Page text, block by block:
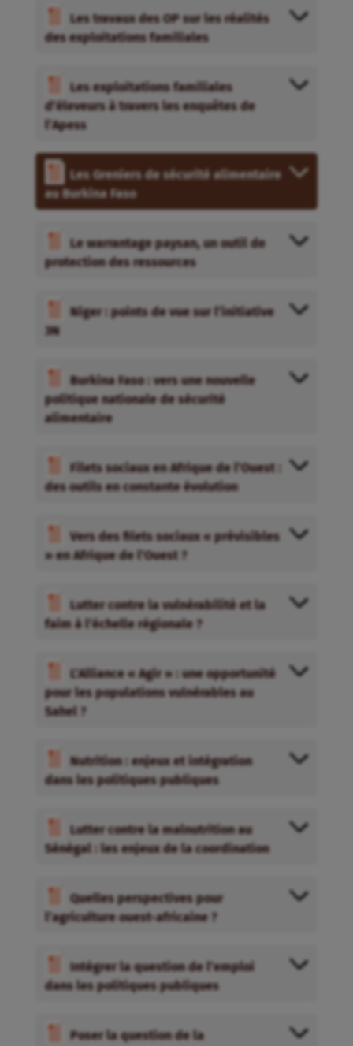
Les travaux des OP sur les réalités
des exploitations familiales
Les exploitations familiales
d’éleveurs à travers les enquêtes de
l’Apess
Les Greniers de sécurité alimentaire
au Burkina Faso
Le warrantage paysan, un outil de
protection des ressources
Niger : points de vue sur l’initiative
3N
Burkina Faso : vers une nouvelle
politique nationale de sécurité
alimentaire
Filets sociaux en Afrique de l’Ouest :
des outils en constante évolution
Vers des filets sociaux « prévisibles
» en Afrique de l’Ouest ?
Lutter contre la vulnérabilité et la
faim à l’échelle régionale ?
L’Alliance « Agir » : une opportunité
pour les populations vulnérables au
Sahel ?
Nutrition : enjeux et intégration
dans les politiques publiques
Lutter contre la malnutrition au
Sénégal : les enjeux de la coordination
Quelles perspectives pour
l’agriculture ouest-africaine ?
Intégrer la question de l’emploi
dans les politiques publiques
Poser la question de la